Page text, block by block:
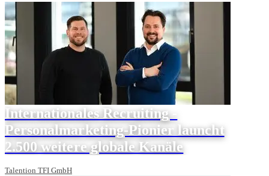
Internationales Recruiting -
Personalmarketing-Pionier launcht
2.500 weitere globale Kanäle
Talention TFI GmbH